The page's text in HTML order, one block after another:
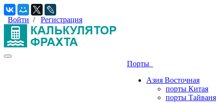
Войти / Регистрация
Порты
Азия Восточная
порты Китая
порты Тайваня